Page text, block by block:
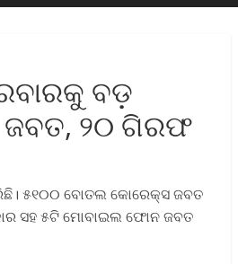
ବଡ଼
ଜବତ, ୨୦ ଗିରଫ
ବୋତଲ କୋରେକ୍ସ ଜବତ
ସହ ୫ଟି ମୋବାଇଲ ଫୋନ ଜବତ